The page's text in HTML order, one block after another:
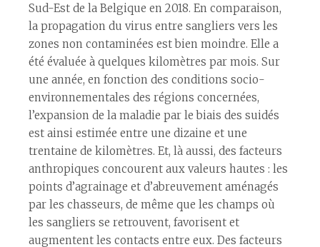
Sud-Est de la Belgique en 2018. En comparaison,
la propagation du virus entre sangliers vers les
zones non contaminées est bien moindre. Elle a
été évaluée à quelques kilomètres par mois. Sur
une année, en fonction des conditions socio-
environnementales des régions concernées,
l’expansion de la maladie par le biais des suidés
est ainsi estimée entre une dizaine et une
trentaine de kilomètres. Et, là aussi, des facteurs
anthropiques concourent aux valeurs hautes : les
points d’agrainage et d’abreuvement aménagés
par les chasseurs, de même que les champs où
les sangliers se retrouvent, favorisent et
augmentent les contacts entre eux. Des facteurs